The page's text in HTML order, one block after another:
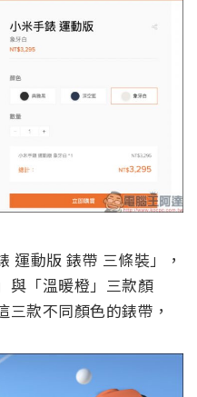
運動版 錶帶 三條裝」，
與「溫暖橙」三款顏
款不同顏色的錶帶，